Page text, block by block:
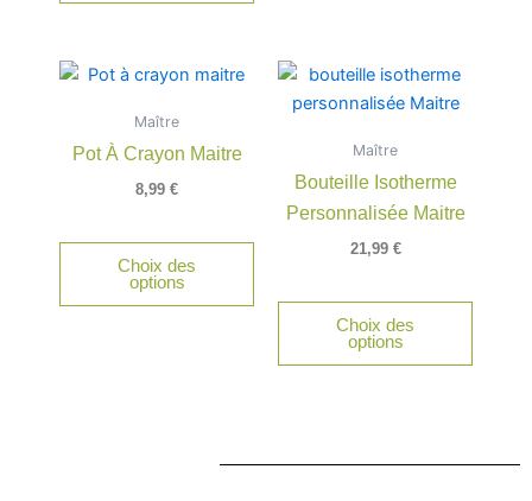
Maître
Pot À Crayon Maitre
8,99 €
Choix des
options
Maître
Bouteille Isotherme
Personnalisée Maitre
21,99 €
Choix des
options